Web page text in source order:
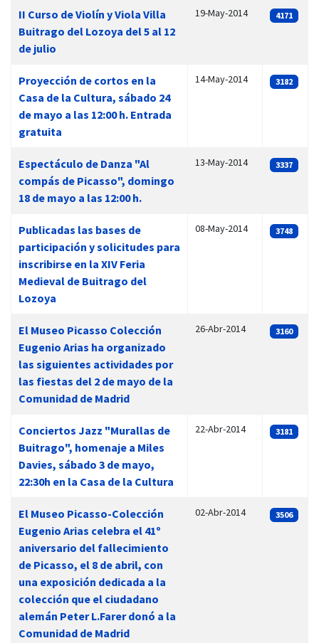
II Curso de Violín y Viola Villa
Buitrago del Lozoya del 5 al 12
de julio
19-May-2014 4171
Proyección de cortos en la
Casa de la Cultura, sábado 24
de mayo a las 12:00 h. Entrada
gratuita
14-May-2014 3182
Espectáculo de Danza "Al
compás de Picasso", domingo
18 de mayo a las 12:00 h.
13-May-2014 3337
Publicadas las bases de
participación y solicitudes para
inscribirse en la XIV Feria
Medieval de Buitrago del
Lozoya
08-May-2014 3748
El Museo Picasso Colección
Eugenio Arias ha organizado
las siguientes actividades por
las fiestas del 2 de mayo de la
Comunidad de Madrid
26-Abr-2014 3160
Conciertos Jazz "Murallas de
Buitrago", homenaje a Miles
Davies, sábado 3 de mayo,
22:30h en la Casa de la Cultura
22-Abr-2014 3181
El Museo Picasso-Colección
Eugenio Arias celebra el 41º
aniversario del fallecimiento
de Picasso, el 8 de abril, con
una exposición dedicada a la
colección que el ciudadano
alemán Peter L.Farer donó a la
Comunidad de Madrid
02-Abr-2014 3506